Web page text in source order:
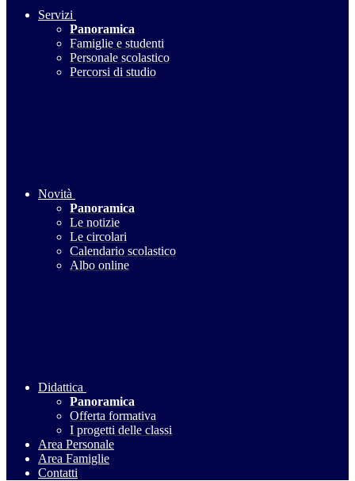
Servizi
Panoramica
Famiglie e studenti
Personale scolastico
Percorsi di studio
Novità
Panoramica
Le notizie
Le circolari
Calendario scolastico
Albo online
Didattica
Panoramica
Offerta formativa
I progetti delle classi
Area Personale
Area Famiglie
Contatti